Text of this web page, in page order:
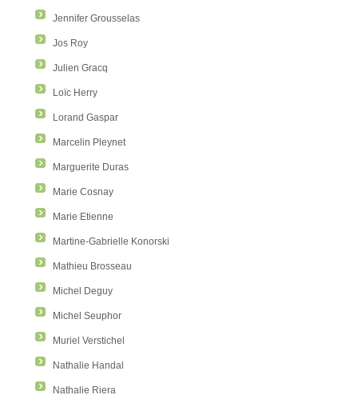
Jennifer Grousselas
Jos Roy
Julien Gracq
Loïc Herry
Lorand Gaspar
Marcelin Pleynet
Marguerite Duras
Marie Cosnay
Marie Etienne
Martine-Gabrielle Konorski
Mathieu Brosseau
Michel Deguy
Michel Seuphor
Muriel Verstichel
Nathalie Handal
Nathalie Riera